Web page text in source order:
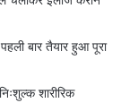
बार तैयार हुआ पूरा
शारीरिक